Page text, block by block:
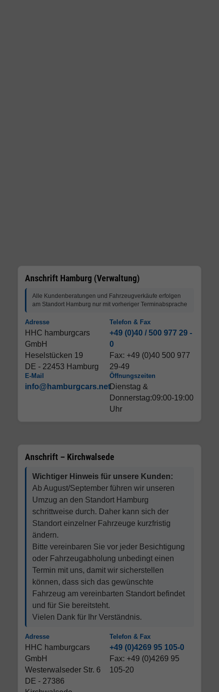
Anschrift Hamburg (Verwaltung)
Alle Kundenberatungen und Fahrzeugverkäufe erfolgen
am Standort Hamburg nur mit vorheriger Terminabsprache
Adresse
HHC hamburgcars
GmbH
Heselstücken 19
DE - 22453 Hamburg
Telefon & Fax
+49 (0)40 / 500 977 29 -
0
Fax: +49 (0)40 500 977
29-49
E-Mail
info@hamburgcars.net
Öffnungszeiten
Dienstag &
Donnerstag:09:00-19:00
Uhr
Anschrift – Kirchwalsede
Wichtiger Hinweis für unsere Kunden:
Ab August/September führen wir unseren
Umzug an den Standort Hamburg
schrittweise durch. Daher kann sich der
Standort einzelner Fahrzeuge kurzfristig
ändern.
Bitte vereinbaren Sie vor jeder Besichtigung
oder Fahrzeugabholung unbedingt einen
Termin mit uns, damit wir sicherstellen
können, dass sich das gewünschte
Fahrzeug am vereinbarten Standort befindet
und für Sie bereitsteht.
Vielen Dank für Ihr Verständnis.
Adresse
HHC hamburgcars
GmbH
Westerwalseder Str. 6
DE - 27386
Telefon & Fax
+49 (0)4269 95 105-0
Fax: +49 (0)4269 95
105-20